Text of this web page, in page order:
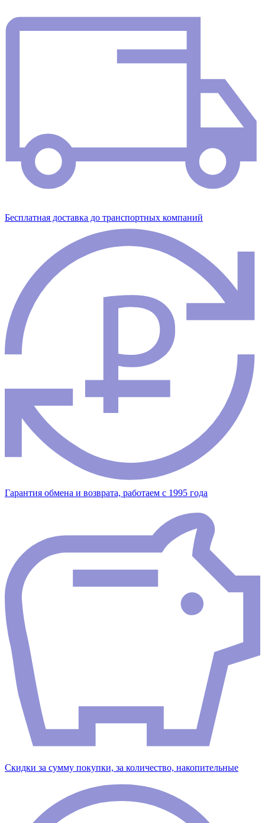
Бесплатная доставка до транспортных компаний
Гарантия обмена и возврата, работаем с 1995 года
Скидки за сумму покупки, за количество, накопительные